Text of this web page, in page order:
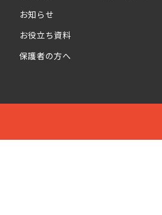
お知らせ
お役立ち資料
保護者の方へ